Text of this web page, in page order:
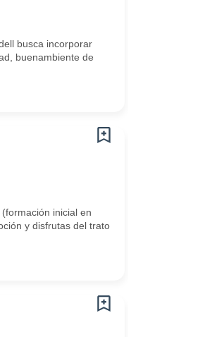
busca incorporar
buenambiente de
inicial en
y disfrutas del trato